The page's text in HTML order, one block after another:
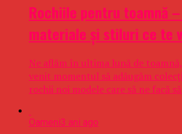
Rochiile pentru toamnă
materiale şi stiluri ce te
Ne aflăm în ultima lună de
venit momentul să adăugăm
rochii noi modele care să ne facă
Oameni3 ani ago